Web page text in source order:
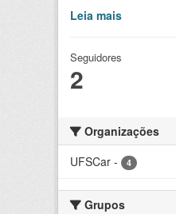
Leia mais
Seguidores
2
Organizações
UFSCar - 4
Grupos